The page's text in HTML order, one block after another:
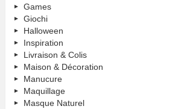
Games
Giochi
Halloween
Inspiration
Livraison & Colis
Maison & Décoration
Manucure
Maquillage
Masque Naturel